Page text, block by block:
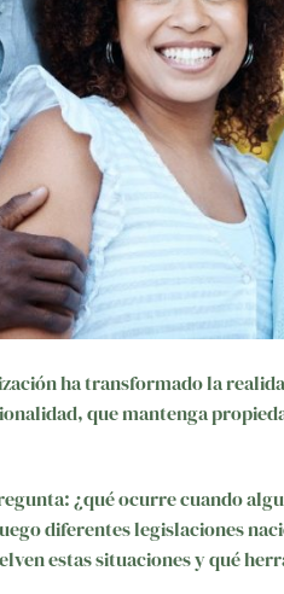
ha transformado la
que mantenga
¿qué ocurre cuando
diferentes legislaciones
estas situaciones y qué